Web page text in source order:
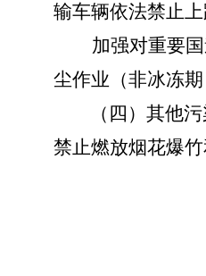
输车辆依法禁止上
加强对重要
尘作业（非冰冻
（四） 其他
禁止燃放烟花爆